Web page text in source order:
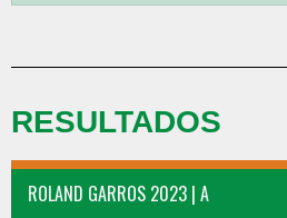
RESULTADOS
ROLAND GARROS 2023 | A